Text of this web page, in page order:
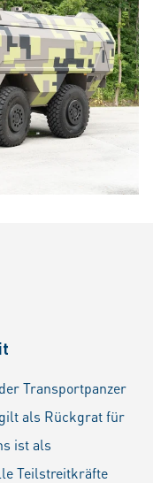
Transportpanzer
als Rückgrat für
ist als
Teilstreitkräfte